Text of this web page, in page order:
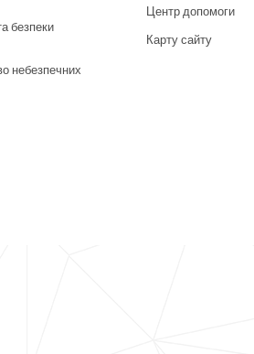
безпеки
небезпечних
Центр допомоги
Карту сайту